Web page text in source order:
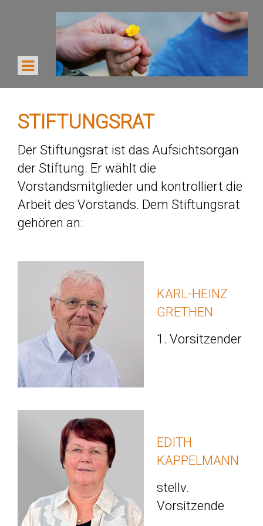
STIFTUNGSRAT
Der Stiftungsrat ist das Aufsichtsorgan
der Stiftung. Er wählt die
Vorstandsmitglieder und kontrolliert die
Arbeit des Vorstands. Dem Stiftungsrat
gehören an:
KARL-HEINZ
GRETHEN
1. Vorsitzender
EDITH
KAPPELMANN
stellv.
Vorsitzende